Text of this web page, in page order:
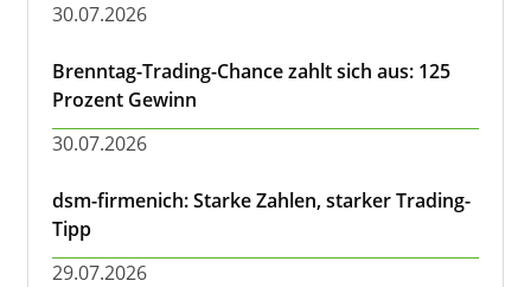
30.07.2026
Brenntag-Trading-Chance zahlt sich aus: 125
Prozent Gewinn
30.07.2026
dsm-firmenich: Starke Zahlen, starker Trading-
Tipp
29.07.2026